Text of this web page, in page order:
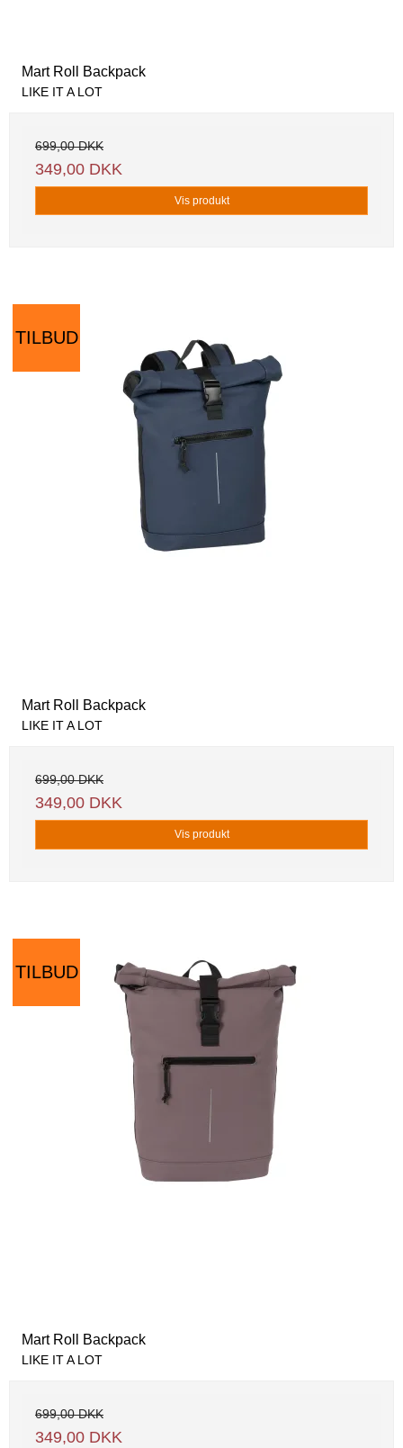
Mart Roll Backpack
LIKE IT A LOT
699,00 DKK
349,00 DKK
Vis produkt
TILBUD
Mart Roll Backpack
LIKE IT A LOT
699,00 DKK
349,00 DKK
Vis produkt
TILBUD
Mart Roll Backpack
LIKE IT A LOT
699,00 DKK
349,00 DKK